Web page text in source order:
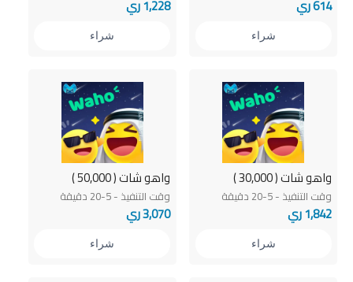
614 ري
شراء
1,228 ري
شراء
واهو شات ( 30,000 )
وقت التنفيذ - 5-20 دقيقة
1,842 ري
شراء
واهو شات ( 50,000 )
وقت التنفيذ - 5-20 دقيقة
3,070 ري
شراء